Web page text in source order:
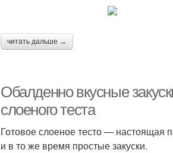
Тест с красной Рулет
читать дальше →
Обалденно вкусные
слоеного теста
Готовое слоеное тесто — настоящая
и в то же время простые закуски.